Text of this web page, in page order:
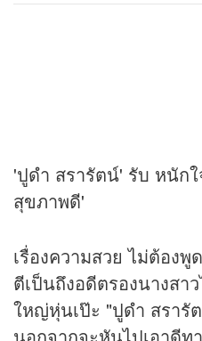
'ปูดำ สรารัตน์' รับ หนัก
สุขภาพดี'
เรื่องความสวย ไม่ต้องพู
ตีเป็นถึงอดีตรองนางสา
ใหญ่หุ่นเป๊ะ "ปูดำ สรารั